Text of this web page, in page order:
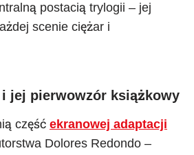
postacią trylogii – jej
scenie ciężar i
jej pierwowzór książkowy
część ekranowej adaptacji
Dolores Redondo –